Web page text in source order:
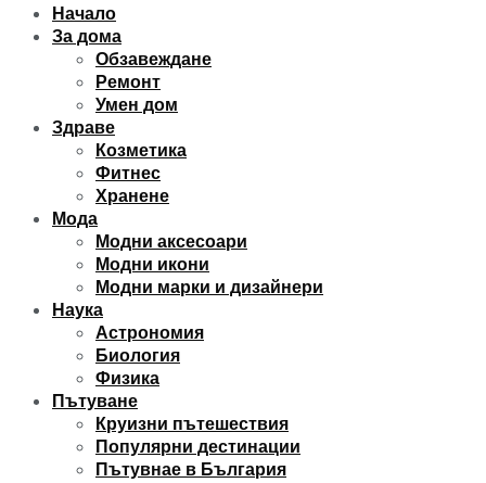
Начало
За дома
Обзавеждане
Ремонт
Умен дом
Здраве
Козметика
Фитнес
Хранене
Мода
Модни аксесоари
Модни икони
Модни марки и дизайнери
Наука
Астрономия
Биология
Физика
Пътуване
Круизни пътешествия
Популярни дестинации
Пътувнае в България